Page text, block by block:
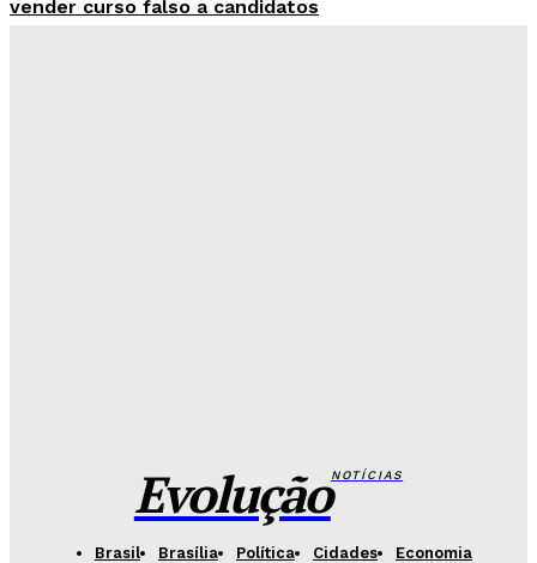
vender curso falso a candidatos
EvoluçãoNOTÍCIAS
Brasil Brasília Política Cidades
Economia